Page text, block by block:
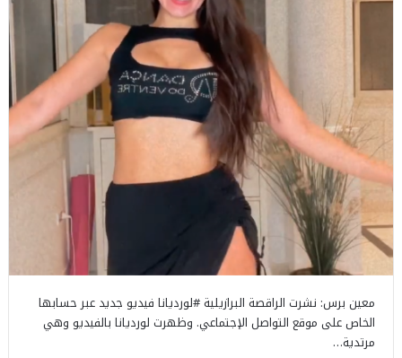
معين برس: نشرت الراقصة البرازيلية ​#لورديانا​ فيديو جديد عبر حسابها
الخاص على موقع التواصل الإجتماعي. وظهرت لورديانا بالفيديو وهي
مرتدية…